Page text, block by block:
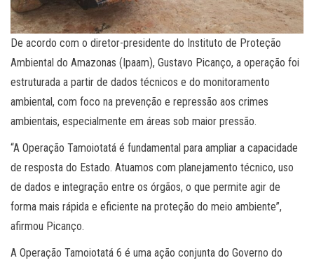
De acordo com o diretor-presidente do Instituto de Proteção
Ambiental do Amazonas (Ipaam), Gustavo Picanço, a operação foi
estruturada a partir de dados técnicos e do monitoramento
ambiental, com foco na prevenção e repressão aos crimes
ambientais, especialmente em áreas sob maior pressão.
“A Operação Tamoiotatá é fundamental para ampliar a capacidade
de resposta do Estado. Atuamos com planejamento técnico, uso
de dados e integração entre os órgãos, o que permite agir de
forma mais rápida e eficiente na proteção do meio ambiente”,
afirmou Picanço.
A Operação Tamoiotatá 6 é uma ação conjunta do Governo do